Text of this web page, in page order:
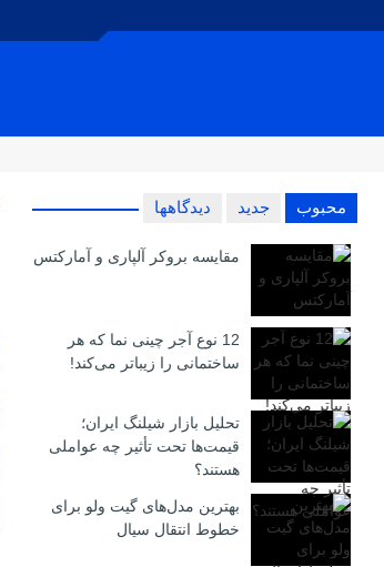
محبوب جدید دیدگاهها
مقایسه بروکر آلپاری و آمارکتس
12 نوع آجر چینی نما که هر
ساختمانی را زیباتر می‌کند!
تحلیل بازار شیلنگ ایران؛
قیمت‌ها تحت تأثیر چه عواملی
هستند؟
بهترین مدل‌های گیت ولو برای
خطوط انتقال سیال